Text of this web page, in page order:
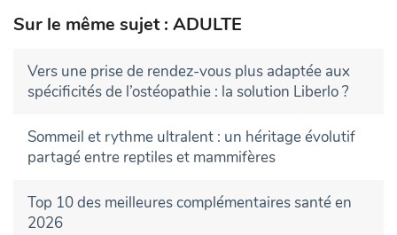
Sur le même sujet : ADULTE
Vers une prise de rendez-vous plus adaptée aux
spécificités de l’ostéopathie : la solution Liberlo ?
Sommeil et rythme ultralent : un héritage évolutif
partagé entre reptiles et mammifères
Top 10 des meilleures complémentaires santé en
2026